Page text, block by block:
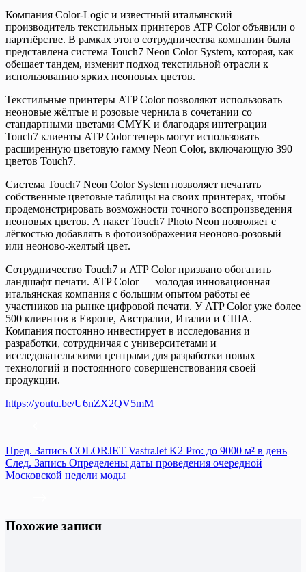
Компания Color-Logic и известный итальянский
производитель текстильных принтеров ATP Color объявили о
партнёрстве. В рамках этого сотрудничества компании была
представлена ​​система Touch7 Neon Color System, которая, как
обещает тандем, изменит подход текстильной отрасли к
использованию ярких неоновых цветов.
Текстильные принтеры ATP Color позволяют использовать
неоновые жёлтые и розовые чернила в сочетании со
стандартными цветами CMYK и благодаря интеграции
Touch7 клиенты ATP Color теперь могут использовать
расширенную цветовую гамму Neon Color, включающую 390
цветов Touch7.
Система Touch7 Neon Color System позволяет печатать
собственные цветовые таблицы на своих принтерах, чтобы
продемонстрировать возможности точного воспроизведения
неоновых цветов. А пакет Touch7 Photo Neon позволяет с
лёгкостью добавлять в фотоизображения неоново-розовый
или неоново-желтый цвет.
Сотрудничество Touch7 и ATP Color призвано обогатить
ландшафт печати. ATP Color — молодая инновационная
итальянская компания с большим опытом работы её
участников на рынке цифровой печати. ​​У ATP Color уже более
500 клиентов в Европе, Австралии, Италии и США.
Компания постоянно инвестирует в исследования и
разработки, сотрудничая с университетами и
исследовательскими центрами для разработки новых
технологий и постоянного совершенствования своей
продукции.
https://youtu.be/U6nZX2QV5mM
Пред. Запись COLORJET VastraJet K2 Pro: до 9000 м² в день
След. Запись Определены даты проведения очередной
Московской недели моды
Похожие записи